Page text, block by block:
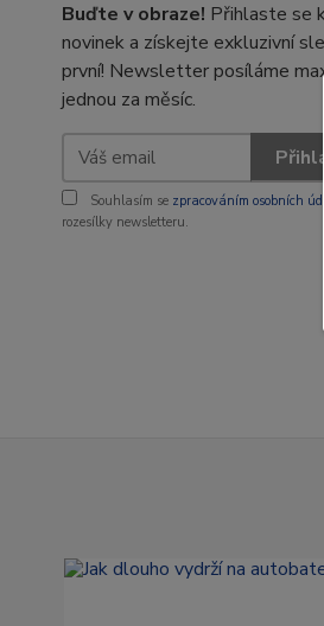
Buďte v obraze! Přihlaste se
novinek a získejte exkluzivní
první! Newsletter posíláme
jednou za měsíc.
Souhlasím se zpracováním osobních
rozesílky newsletteru.